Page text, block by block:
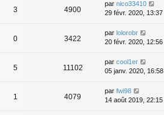
3 4900
par nico33410
29 févr. 2020, 13:37
0 3422
par lolorobr
20 févr. 2020, 12:56
5 11102
par cool1er
05 janv. 2020, 16:58
1 4079
par fwi98
14 août 2019, 22:15